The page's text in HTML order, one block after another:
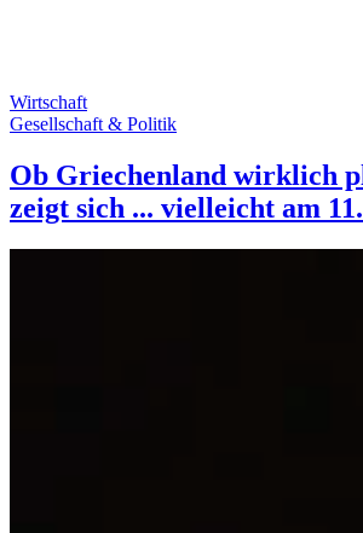
Wirtschaft
Gesellschaft & Politik
Ob Griechenland wirklich
zeigt sich ... vielleicht am